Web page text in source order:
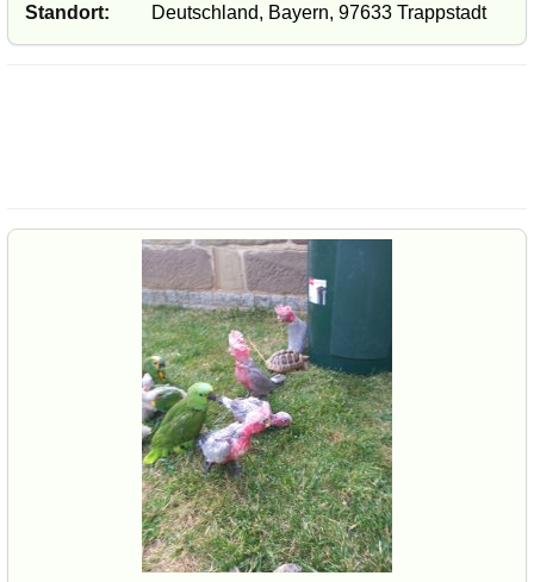
Standort: Deutschland, Bayern, 97633 Trappstadt